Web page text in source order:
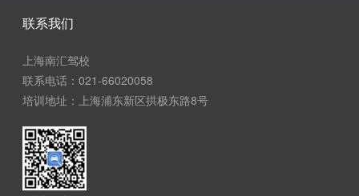
联系我们
上海南汇驾校
联系电话：021-66020058
培训地址：上海浦东新区拱极东路8号